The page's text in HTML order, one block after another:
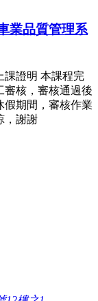
業品質管理系
課證明 本課程完
審核，審核通過後
假期間，審核作業
，謝謝